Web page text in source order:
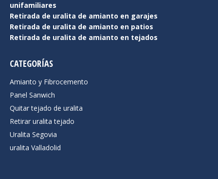
unifamiliares
Retirada de uralita de amianto en garajes
Retirada de uralita de amianto en patios
Retirada de uralita de amianto en tejados
CATEGORÍAS
Amianto y Fibrocemento
Panel Sanwich
Quitar tejado de uralita
Retirar uralita tejado
Uralita Segovia
uralita Valladolid